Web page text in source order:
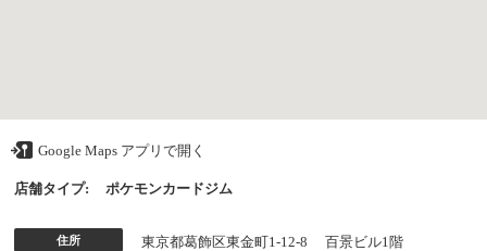
Google Maps アプリで開く
店舗タイプ: ポケモンカードジム
住所 東京都葛飾区東金町1-12-8 百景ビル1階